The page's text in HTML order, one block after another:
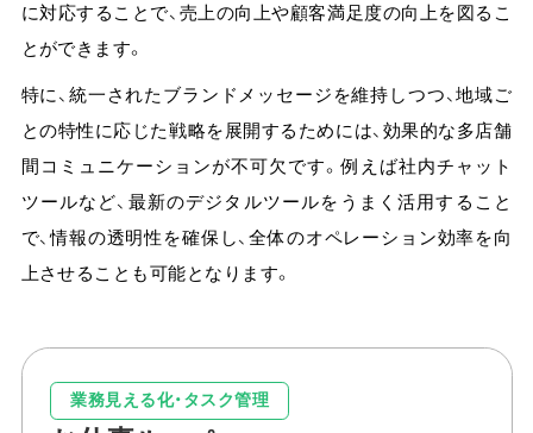
に対応することで、売上の向上や顧客満足度の向上を図るこ
とができます。
特に、統一されたブランドメッセージを維持しつつ、地域ご
との特性に応じた戦略を展開するためには、効果的な多店舗
間コミュニケーションが不可欠です。例えば社内チャット
ツールなど、最新のデジタルツールをうまく活用すること
で、情報の透明性を確保し、全体のオペレーション効率を向
上させることも可能となります。
業務見える化・タスク管理